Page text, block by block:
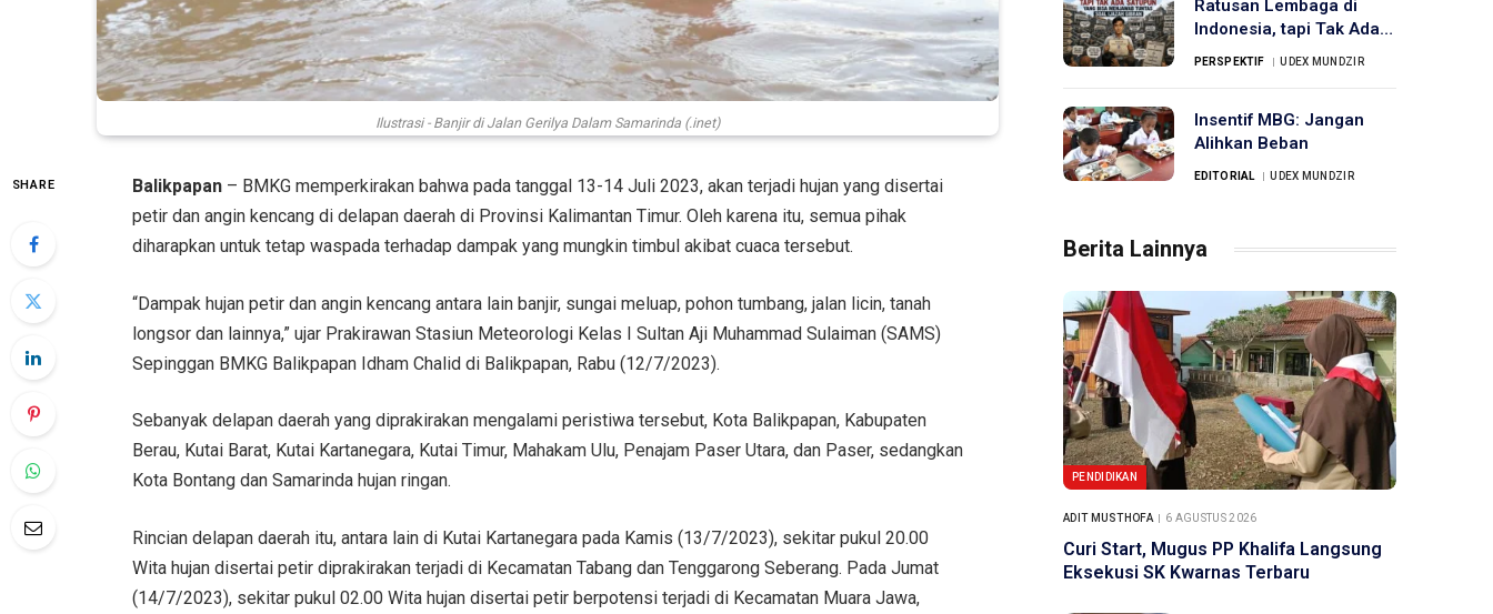
Ilustrasi - Banjir di Jalan Gerilya Dalam Samarinda (.inet)
SHARE Balikpapan– BMKG memperkirakan bahwa pada tanggal 13-14 Juli 2023, akan terjadi hujan yang disertai
petir dan angin kencang di delapan daerah di Provinsi Kalimantan Timur. Oleh karena itu, semua pihak
diharapkan untuk tetap waspada terhadap dampak yang mungkin timbul akibat cuaca tersebut.
“Dampak hujan petir dan angin kencang antara lain banjir, sungai meluap, pohon tumbang, jalan licin, tanah
longsor dan lainnya,” ujar Prakirawan Stasiun Meteorologi Kelas I Sultan Aji Muhammad Sulaiman (SAMS)
Sepinggan BMKG Balikpapan Idham Chalid di Balikpapan, Rabu (12/7/2023).
Sebanyak delapan daerah yang diprakirakan mengalami peristiwa tersebut, Kota Balikpapan, Kabupaten
Berau, Kutai Barat, Kutai Kartanegara, Kutai Timur, Mahakam Ulu, Penajam Paser Utara, dan Paser, sedangkan
Kota Bontang dan Samarinda hujan ringan.
Rincian delapan daerah itu, antara lain di Kutai Kartanegara pada Kamis (13/7/2023), sekitar pukul 20.00
Wita hujan disertai petir diprakirakan terjadi di Kecamatan Tabang dan Tenggarong Seberang. Pada Jumat
(14/7/2023), sekitar pukul 02.00 Wita hujan disertai petir berpotensi terjadi di Kecamatan Muara Jawa,
Ratusan Lembaga di
Indonesia, tapi Tak Ada
Satupun yang Bisa
PERSPEKTIF UDEX MUNDZIR
Insentif MBG: Jangan
Alihkan Beban
EDITORIAL UDEX MUNDZIR
Berita Lainnya
PENDIDIKAN
ADIT MUSTHOFA 6 AGUSTUS 2026
Curi Start, Mugus PP Khalifa Langsung
Eksekusi SK Kwarnas Terbaru